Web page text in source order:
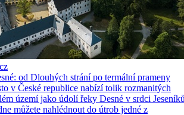
od Dlouhých strání po termální prameny
v České republice nabízí tolik rozmanitých
území jako údolí řeky Desné v srdci
můžete nahlédnout do útrob jedné z